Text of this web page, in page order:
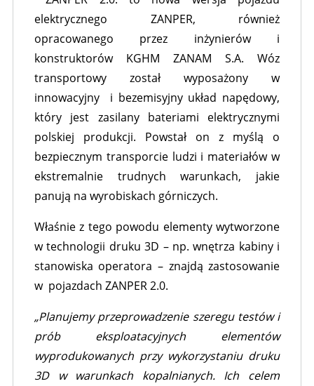
elektrycznego ZANPER, również
opracowanego przez inżynierów i
konstruktorów KGHM ZANAM S.A. Wóz
transportowy został wyposażony w
innowacyjny i bezemisyjny układ napędowy,
który jest zasilany bateriami elektrycznymi
polskiej produkcji. Powstał on z myślą o
bezpiecznym transporcie ludzi i materiałów w
ekstremalnie trudnych warunkach, jakie
panują na wyrobiskach górniczych.
Właśnie z tego powodu elementy wytworzone
w technologii druku 3D – np. wnętrza kabiny i
stanowiska operatora – znajdą zastosowanie
w pojazdach ZANPER 2.0.
„Planujemy przeprowadzenie szeregu testów i
prób eksploatacyjnych elementów
wyprodukowanych przy wykorzystaniu druku
3D w warunkach kopalnianych. Ich celem